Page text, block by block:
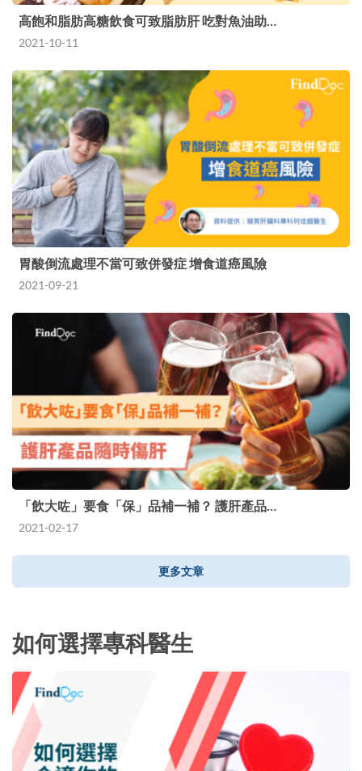
高飽和脂肪高糖飲食可致脂肪肝 吃對魚油助…
2021-10-11
胃酸倒流處理不當可致併發症 增食道癌風險
2021-09-21
「飲大咗」要食「保」品補一補？ 護肝產品…
2021-02-17
更多文章
如何選擇專科醫生